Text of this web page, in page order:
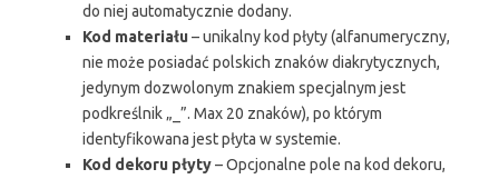
do niej automatycznie dodany.
Kod materiału– unikalny kod płyty (alfanumeryczny,
nie może posiadać polskich znaków diakrytycznych,
jedynym dozwolonym znakiem specjalnym jest
podkreślnik „_”. Max 20 znaków), po którym
identyfikowana jest płyta w systemie.
Kod dekoru płyty– Opcjonalne pole na kod dekoru,